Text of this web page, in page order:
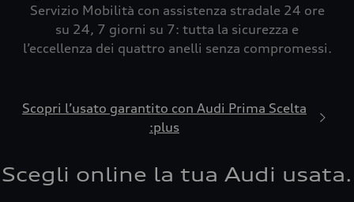
Servizio Mobilità con assistenza stradale 24 ore
su 24, 7 giorni su 7: tutta la sicurezza e
l’eccellenza dei quattro anelli senza compromessi.
Scopri l’usato garantito con Audi Prima Scelta
:plus
Scegli online la tua Audi usata.